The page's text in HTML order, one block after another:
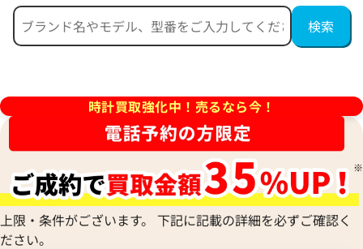
格
日時点の参考買取価格です
参考買取価格
2,554,000
※2026年5月27日時点の参考
時計買取強化中！売るなら今！
上限・条件がございます。 下記に記載の詳細を必ずご確認く
ださい。